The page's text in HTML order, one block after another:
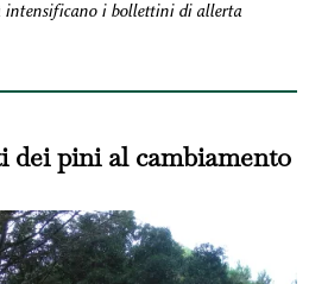
i bollettini di allerta
dei pini al cambiamento